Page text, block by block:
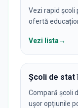
Vezi rapid școli
ofertă
Vezi lista→
Școli de stat
Compară școli
ușor opțiunile